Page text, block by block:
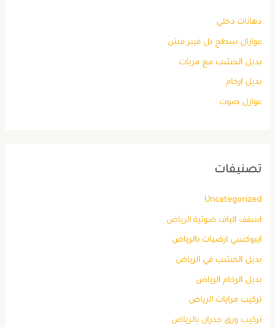
دهانات دخلي
عوازال سطح بل فيبر مش
بديل الخشب مع مريات
بديل ارخام
عوازل صوت
تصنيفات
Uncategorized
اسقف الياف ضوئية الرياض
ايبوكسي ارضيات بالرياض
بديل الخشب في الرياض
بديل الرخام الرياض
تركيب مرايات الرياض
تركيب ورق جدران بالرياض